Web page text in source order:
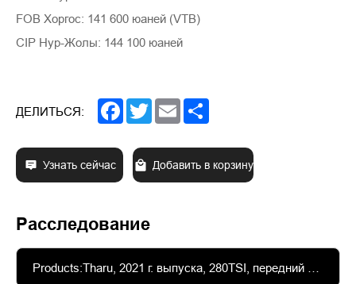
FOB Хоргос: 141 600 юаней (VTB)
CIP Нур-Жолы: 144 100 юаней
ДЕЛИТЬСЯ: Facebook
TwitterEmail
Узнать сейчас Добавить в корзину
Расследование